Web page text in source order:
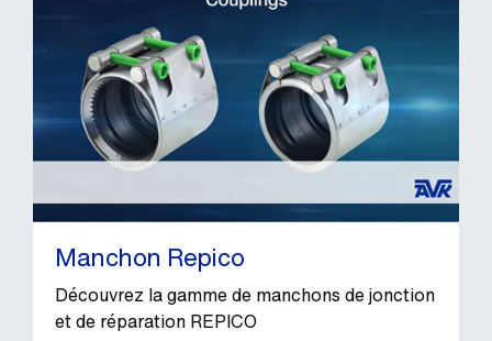
Manchon Repico
Découvrez la gamme de manchons de jonction
et de réparation REPICO